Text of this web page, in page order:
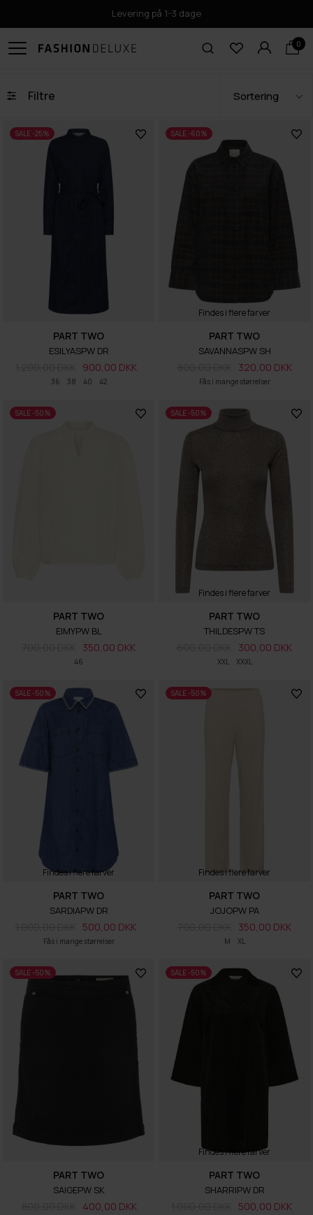
0
Filtre
SALE -25%
36 38 40 42
PART TWO
ESILYASPW DR
900,00 DKK
SALE -60%
Findes i flere farver
Fås i mange størrelser
PART TWO
SAVANNASPW SH
320,00 DKK
SALE -50%
46
PART TWO
EIMYPW BL
350,00 DKK
SALE -50%
Findes i flere farver
XXL XXXL
PART TWO
THILDESPW TS
300,00 DKK
SALE -50%
Findes i flere farver
Fås i mange størrelser
PART TWO
SARDIAPW DR
500,00 DKK
SALE -50%
Findes i flere farver
M XL
PART TWO
JOJOPW PA
350,00 DKK
SALE -50%
PART TWO
SAIGEPW SK
400,00 DKK
SALE -50%
Findes i flere farver
PART TWO
SHARRIPW DR
500,00 DKK